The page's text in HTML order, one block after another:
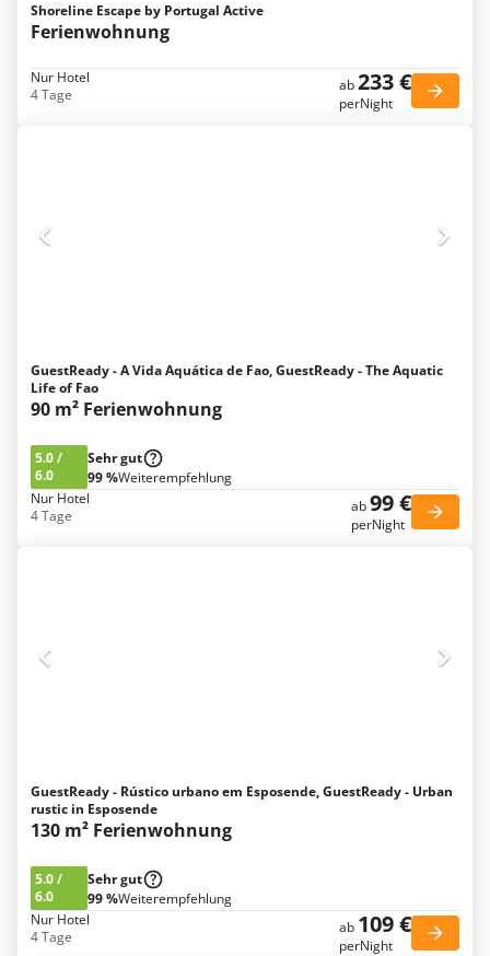
Shoreline Escape by Portugal Active
Ferienwohnung
Nur Hotel
4 Tage
ab233 €
perNight
GuestReady - A Vida Aquática de Fao, GuestReady - The Aquatic
Life of Fao
90 m² Ferienwohnung
5.0/
6.0
Sehr gut
99 %Weiterempfehlung
Nur Hotel
4 Tage
ab99 €
perNight
GuestReady - Rústico urbano em Esposende, GuestReady - Urban
rustic in Esposende
130 m² Ferienwohnung
5.0/
6.0
Sehr gut
99 %Weiterempfehlung
Nur Hotel
4 Tage
ab 109 €
perNight